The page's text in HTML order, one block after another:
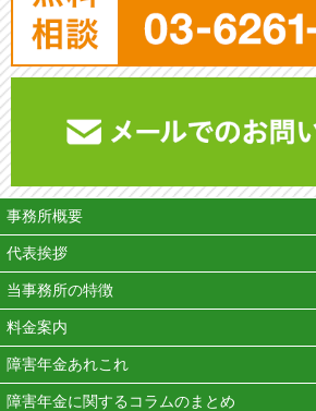
事務所概要
代表挨拶
当事務所の特徴
料金案内
障害年金あれこれ
障害年金に関するコラムのまとめ